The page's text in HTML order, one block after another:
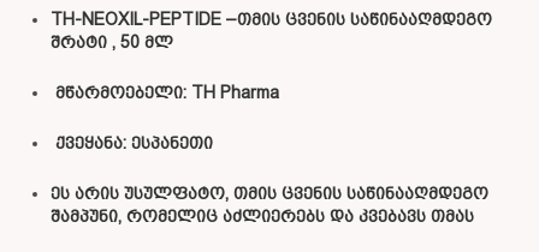
TH-NEOXIL-PEPTIDE –თმის ცვენის საწინააღმდეგო
შრატი , 50 მლ
მწარმოებელი: TH Pharma
ქვეყანა: ესპანეთი
ეს არის უსულფატო, თმის ცვენის საწინააღმდეგო
შამპუნი, რომელიც აძლიერებს და კვებავს თმას